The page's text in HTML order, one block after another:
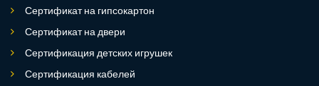
Сертификат на гипсокартон
Сертификат на двери
Сертификация детских игрушек
Сертификация кабелей